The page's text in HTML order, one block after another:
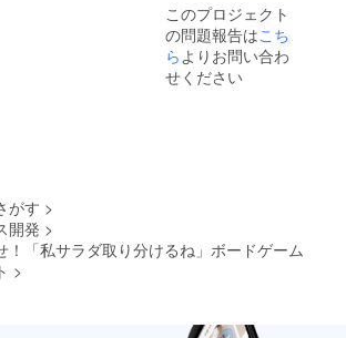
このプロジェクト
の問題報告はこち
ら よりお問い合わ
せください
がす >
開発 >
！「私サラダ取り分けるね」ボードゲーム
>